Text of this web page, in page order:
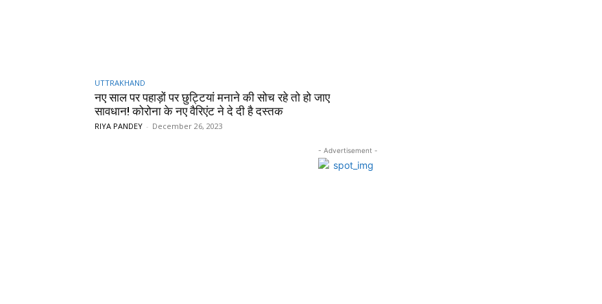
UTTRAKHAND
नए साल पर पहाड़ों पर छुट्टियां मनाने की सोच रहे तो हो जाए
सावधान! कोरोना के नए वैरिएंट ने दे दी है दस्तक
RIYA PANDEY - December 26, 2023
- Advertisement -